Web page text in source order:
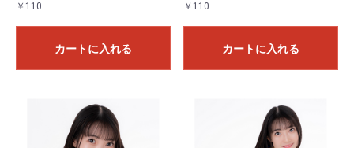
￥110
カートに入れる
￥110
カートに入れる